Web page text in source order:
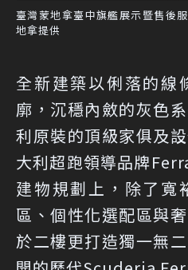
臺灣蒙地拿臺中旗艦展示暨售後
地拿提供
全新建築以俐落的線
廓，沉穩內斂的灰色
利原裝的頂級家俱及
大利超跑領導品牌
建物規劃上，除了寬
區、個性化選配區與
於二樓更打造獨一無